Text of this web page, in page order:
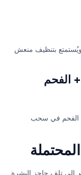
بتنظيف منعش
الفحم في سحب
إلى تلف حاجز البشرة